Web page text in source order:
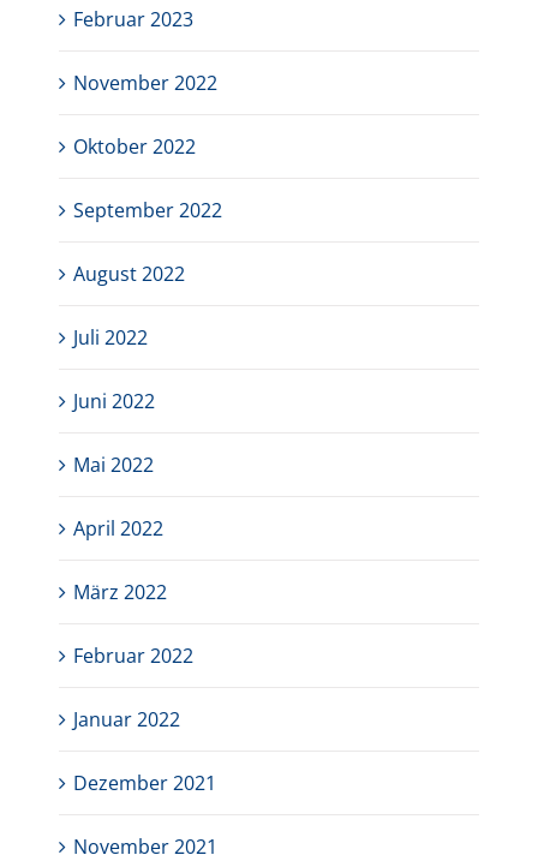
Februar 2023
November 2022
Oktober 2022
September 2022
August 2022
Juli 2022
Juni 2022
Mai 2022
April 2022
März 2022
Februar 2022
Januar 2022
Dezember 2021
November 2021